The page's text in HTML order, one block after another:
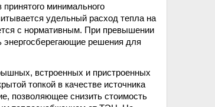
минимального
удельный расход тепла на
с нормативным. При превышении
решения для
встроенных и пристроенных
топкой в качестве источника
позволяющее снизить стоимость